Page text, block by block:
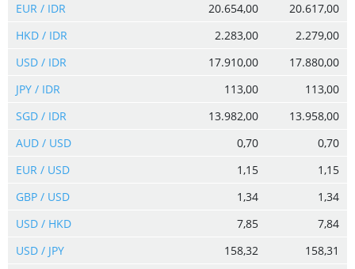
EUR / IDR
20.654,00
20.617,00
HKD / IDR
2.283,00
2.279,00
USD / IDR
17.910,00
17.880,00
JPY / IDR
113,00
113,00
SGD / IDR
13.982,00
13.958,00
AUD / USD
0,70
0,70
EUR / USD
1,15
1,15
GBP / USD
1,34
1,34
USD / HKD
7,85
7,84
USD / JPY
158,32
158,31